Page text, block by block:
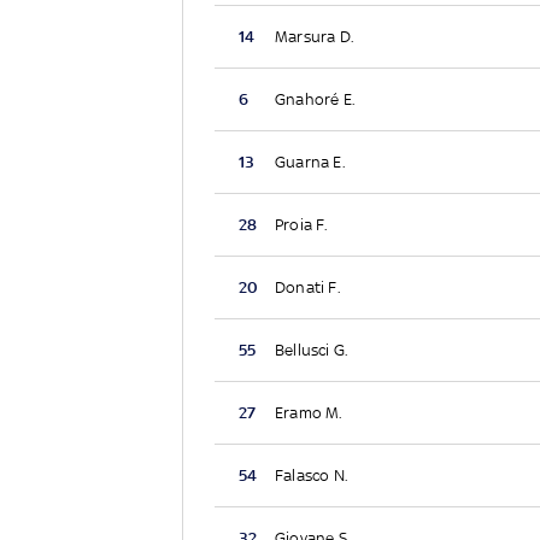
14 Marsura D.
6 Gnahoré E.
13 Guarna E.
28 Proia F.
20 Donati F.
55 Bellusci G.
27 Eramo M.
54 Falasco N.